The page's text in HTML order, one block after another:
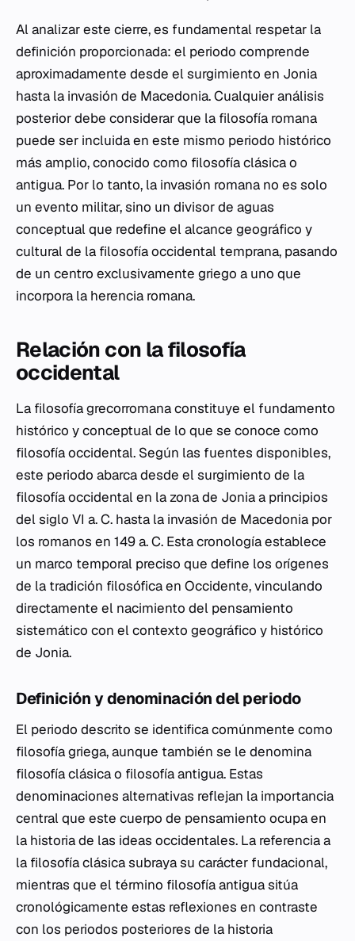
Al analizar este cierre, es fundamental respetar la
definición proporcionada: el periodo comprende
aproximadamente desde el surgimiento en Jonia
hasta la invasión de Macedonia. Cualquier análisis
posterior debe considerar que la filosofía romana
puede ser incluida en este mismo periodo histórico
más amplio, conocido como filosofía clásica o
antigua. Por lo tanto, la invasión romana no es solo
un evento militar, sino un divisor de aguas
conceptual que redefine el alcance geográfico y
cultural de la filosofía occidental temprana, pasando
de un centro exclusivamente griego a uno que
incorpora la herencia romana.
Relación con la filosofía
occidental
La filosofía grecorromana constituye el fundamento
histórico y conceptual de lo que se conoce como
filosofía occidental. Según las fuentes disponibles,
este periodo abarca desde el surgimiento de la
filosofía occidental en la zona de Jonia a principios
del siglo VI a. C. hasta la invasión de Macedonia por
los romanos en 149 a. C. Esta cronología establece
un marco temporal preciso que define los orígenes
de la tradición filosófica en Occidente, vinculando
directamente el nacimiento del pensamiento
sistemático con el contexto geográfico y histórico
de Jonia.
Definición y denominación del periodo
El periodo descrito se identifica comúnmente como
filosofía griega, aunque también se le denomina
filosofía clásica o filosofía antigua. Estas
denominaciones alternativas reflejan la importancia
central que este cuerpo de pensamiento ocupa en
la historia de las ideas occidentales. La referencia a
la filosofía clásica subraya su carácter fundacional,
mientras que el término filosofía antigua sitúa
cronológicamente estas reflexiones en contraste
con los periodos posteriores de la historia